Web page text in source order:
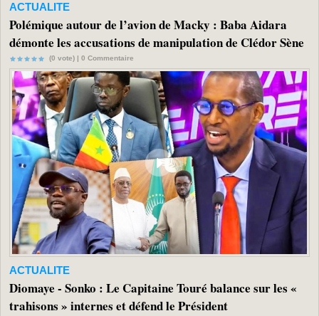
ACTUALITE
Polémique autour de l’avion de Macky : Baba Aidara
démonte les accusations de manipulation de Clédor Sène
(0 vote) | 0 Commentaire
ACTUALITE
Diomaye - Sonko : Le Capitaine Touré balance sur les «
trahisons » internes et défend le Président